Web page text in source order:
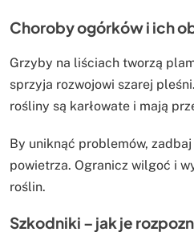
Choroby ogórków i ich
Grzyby na liściach tworzą
sprzyja rozwojowi szarej
rośliny są karłowate i mają
By uniknąć problemów,
powietrza. Ogranicz wilgoć i
roślin.
Szkodniki – jak je